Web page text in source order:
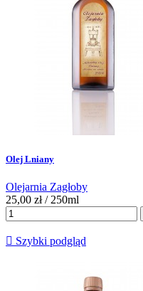
Olej Lniany
Olejarnia Zagłoby
25,00 zł / 250ml
 Szybki podgląd